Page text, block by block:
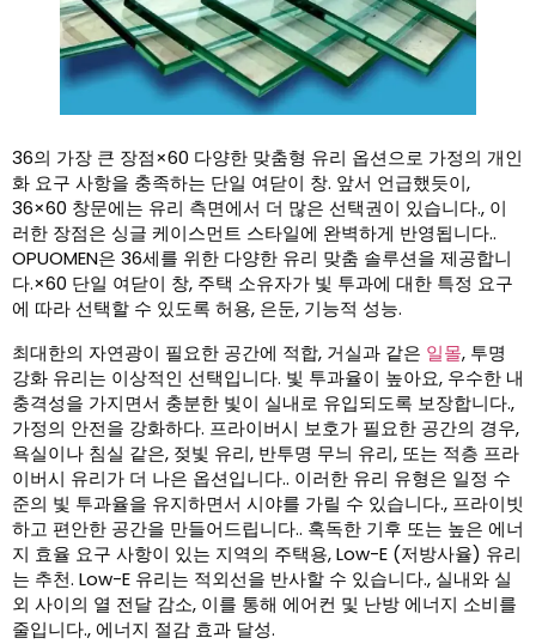
36의 가장 큰 장점×60 다양한 맞춤형 유리 옵션으로 가정의 개인
화 요구 사항을 충족하는 단일 여닫이 창. 앞서 언급했듯이,
36×60 창문에는 유리 측면에서 더 많은 선택권이 있습니다., 이
러한 장점은 싱글 케이스먼트 스타일에 완벽하게 반영됩니다..
OPUOMEN은 36세를 위한 다양한 유리 맞춤 솔루션을 제공합니
다.×60 단일 여닫이 창, 주택 소유자가 빛 투과에 대한 특정 요구
에 따라 선택할 수 있도록 허용, 은둔, 기능적 성능.
최대한의 자연광이 필요한 공간에 적합, 거실과 같은 일몰, 투명
강화 유리는 이상적인 선택입니다. 빛 투과율이 높아요, 우수한 내
충격성을 가지면서 충분한 빛이 실내로 유입되도록 보장합니다.,
가정의 안전을 강화하다. 프라이버시 보호가 필요한 공간의 경우,
욕실이나 침실 같은, 젖빛 유리, 반투명 무늬 유리, 또는 적층 프라
이버시 유리가 더 나은 옵션입니다.. 이러한 유리 유형은 일정 수
준의 빛 투과율을 유지하면서 시야를 가릴 수 있습니다., 프라이빗
하고 편안한 공간을 만들어드립니다.. 혹독한 기후 또는 높은 에너
지 효율 요구 사항이 있는 지역의 주택용, Low-E (저방사율) 유리
는 추천. Low-E 유리는 적외선을 반사할 수 있습니다., 실내와 실
외 사이의 열 전달 감소, 이를 통해 에어컨 및 난방 에너지 소비를
줄입니다., 에너지 절감 효과 달성.